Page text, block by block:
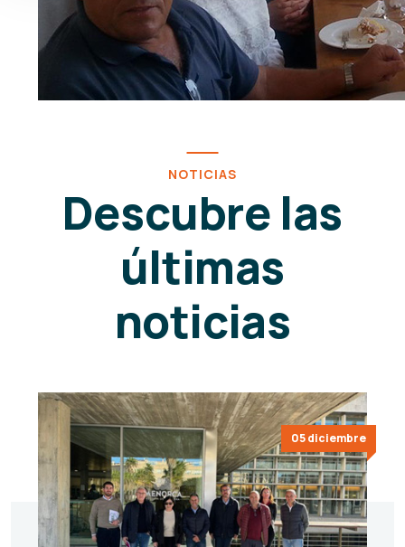
NOTICIAS
Descubre las
últimas
noticias
05 diciembre